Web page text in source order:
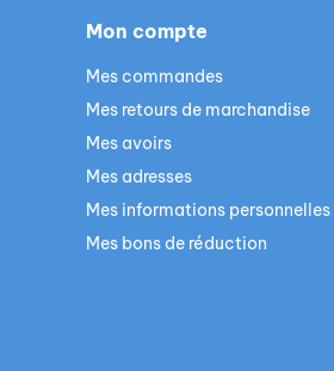
Mon compte
Mes commandes
Mes retours de marchandise
Mes avoirs
Mes adresses
Mes informations personnelles
Mes bons de réduction